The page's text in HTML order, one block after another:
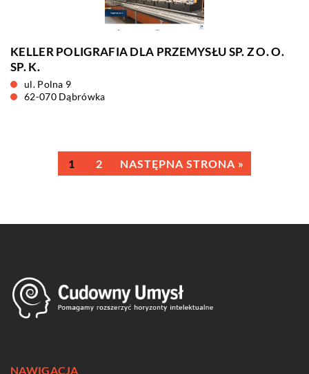
KELLER POLIGRAFIA DLA PRZEMYSŁU SP. Z O. O.
SP. K.
ul. Polna 9
62-070 Dąbrówka
1 2 NASTĘPNA STRONA »
NAWIGACJA